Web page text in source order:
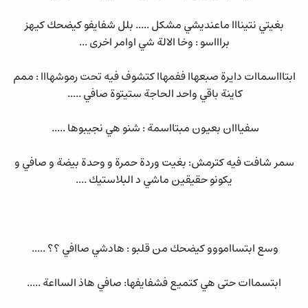
بغيتي نتينااا ماعنديشي مشكل ..... بلل شفايفو كيضحك كيهز
براااسو : وخا الالة شي اوامر اخرى ...
ابتاااسماات دايرة صبعهاا ففمهاا كتشوف فيه تحت رموشهااا : ممم
كاينة باقي واحد الحاجة ستيتوة صافي .....
سفيااان بعيون مبتااسمة : شنو هي نجيبوها .....
سمر شافت فيه كترمش: بغيت وردة حمرة و وحدة بيضة و صافي و
يكونو حقيقين ماشي د البلاستيك ....
وسع ابتساامووو كيضحك من قلبو : هادشي صاافي ؟؟ .....
ابتسماات حتى هي كتميع فشفايفها: صافي هاذ السااعة .....